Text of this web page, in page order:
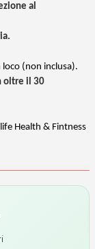
al
loco (non inclusa).
oltre il 30
Health & Fintness